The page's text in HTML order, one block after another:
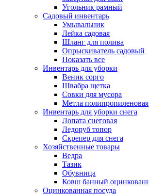
Угольник рамный
Садовый инвентарь
Умывальник
Лейка садовая
Шланг для полива
Опрыскиватель садовый
Показать все
Инвентарь для уборки
Веник сорго
Швабра щетка
Совки для мусора
Метла полипропиленовая
Инвентарь для уборки снега
Лопата снеговая
Ледоруб топор
Скрепер для снега
Хозяйственные товары
Ведра
Тазик
Обувница
Ковш банный
Оцинкованная посуда